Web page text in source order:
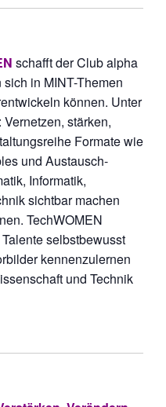
schafft der Club alpha
in MINT-Themen
können. Unter
Vernetzen, stärken,
Formate wie
und Austausch-
Informatik,
sichtbar machen
TechWOMEN
selbstbewusst
kennenzulernen
und Technik